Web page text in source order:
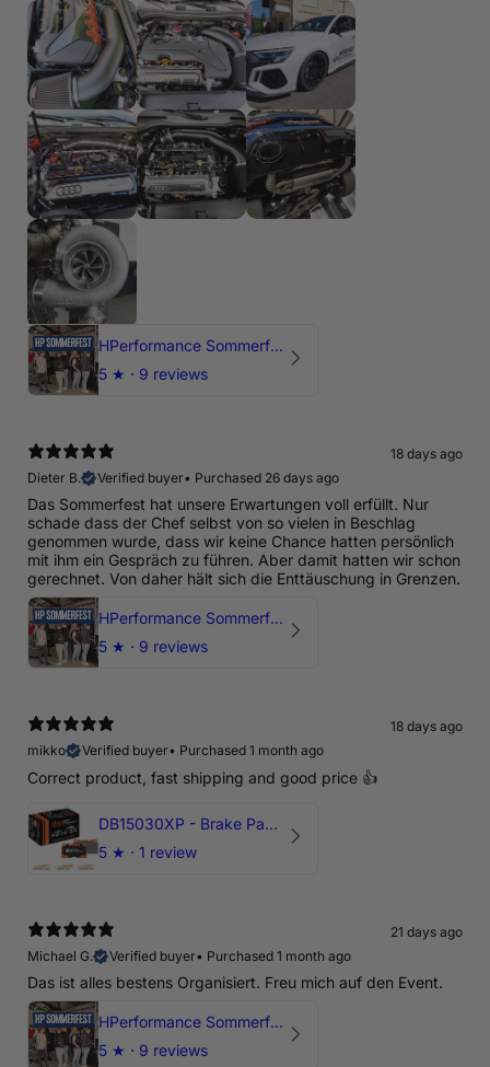
HPerformance Sommerfest 2026
5 ★ · 9 reviews
18 days ago
Dieter B.
Verified buyer• Purchased 26 days ago
Das Sommerfest hat unsere Erwartungen voll erfüllt. Nur
schade dass der Chef selbst von so vielen in Beschlag
genommen wurde, dass wir keine Chance hatten persönlich
mit ihm ein Gespräch zu führen. Aber damit hatten wir schon
gerechnet. Von daher hält sich die Enttäuschung in Grenzen.
HPerformance Sommerfest 2026
5 ★ · 9 reviews
18 days ago
mikko
Verified buyer• Purchased 1 month ago
Correct product, fast shipping and good price 👍
DB15030XP - Brake Pads Xtreme Performance | Front Axle
5 ★ · 1 review
21 days ago
Michael G.
Verified buyer• Purchased 1 month ago
Das ist alles bestens Organisiert. Freu mich auf den Event.
HPerformance Sommerfest 2026
5 ★ · 9 reviews